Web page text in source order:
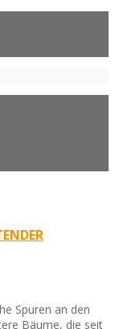
Spuren an den
Bäume, die seit